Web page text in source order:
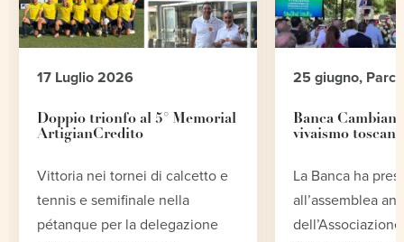
17 Luglio 2026
Doppio trionfo al 5° Memorial
ArtigianCredito
Vittoria nei tornei di calcetto e
tennis e semifinale nella
pétanque per la delegazione
25 giugno,
Banca
vivaismo toscano
La Banca ha
all’assemblea